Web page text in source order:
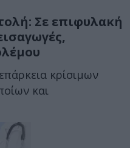
Σε επιφυλακή
κρίσιμων
και